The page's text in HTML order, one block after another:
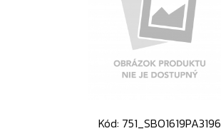
Kód: 751_SBO1619PA3196